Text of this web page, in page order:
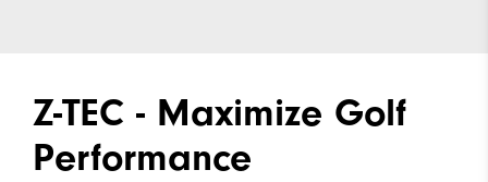
Z-TEC - Maximize Golf
Performance